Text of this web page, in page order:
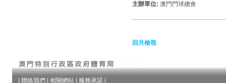
主辦單位: 澳門門球總會
回月檢視
聯絡我們 相關網站 服務承諾